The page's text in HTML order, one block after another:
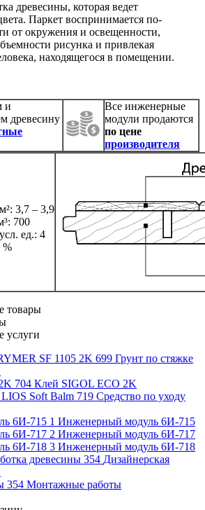
древесины, которая ведет
Паркет воспринимается по-
от окружения и освещенности,
рисунка и привлекая
находящегося в помещении.
и
древесину
Все инженерные
модули продаются
по цене
производителя
3,7 – 3,9
700
ед.: 4
%
товары
услуги
Грунт по стяжке
Клей SIGOL ECO 2K
Средство по уходу
Инженерный модуль 6И-715
Инженерный модуль 6И-717
Инженерный модуль 6И-718
Дизайнерская
Монтажные работы